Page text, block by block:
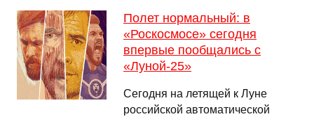
Полет нормальный: в
«Роскосмосе» сегодня
впервые пообщались с
«Луной-25»
Сегодня на летящей к Луне
российской автоматической